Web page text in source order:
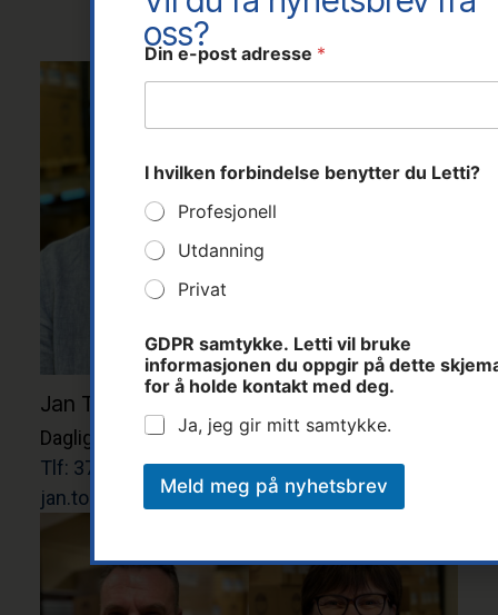
Kontaktpersoner
Jan Tore Stenersen
Daglig leder
Tlf: 37 14 31 00
jan.tore@letti.no
Ivar-Erik Skaret
Distriktssjef
Tlf: 41 60 39 99
ivar@letti.no
oss?
f
o
r
i
d
e
l
s
e
u
u
Din e-post adresse *
I hvilken forbindelse benytter du Letti?
Profesjonell
Utdanning
Privat
GDPR samtykke. Letti vil bruke
informasjonen du oppgir på dette
for å holde kontakt med deg.
Ja, jeg gir mitt samtykke.
Meld meg på nyhetsbrev